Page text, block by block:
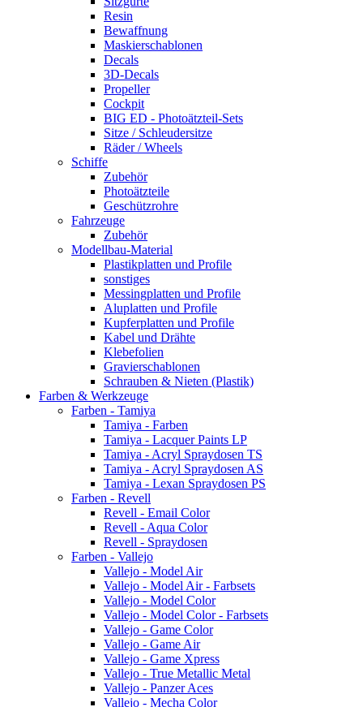
Resin
Bewaffnung
Maskierschablonen
Decals
3D-Decals
Propeller
Cockpit
BIG ED - Photoätzteil-Sets
Sitze / Schleudersitze
Räder / Wheels
Schiffe
Zubehör
Photoätzteile
Geschützrohre
Fahrzeuge
Zubehör
Modellbau-Material
Plastikplatten und Profile
sonstiges
Messingplatten und Profile
Aluplatten und Profile
Kupferplatten und Profile
Kabel und Drähte
Klebefolien
Gravierschablonen
Schrauben & Nieten (Plastik)
Farben & Werkzeuge
Farben - Tamiya
Tamiya - Farben
Tamiya - Lacquer Paints LP
Tamiya - Acryl Spraydosen TS
Tamiya - Acryl Spraydosen AS
Tamiya - Lexan Spraydosen PS
Farben - Revell
Revell - Email Color
Revell - Aqua Color
Revell - Spraydosen
Farben - Vallejo
Vallejo - Model Air
Vallejo - Model Air - Farbsets
Vallejo - Model Color
Vallejo - Model Color - Farbsets
Vallejo - Game Color
Vallejo - Game Air
Vallejo - Game Xpress
Vallejo - True Metallic Metal
Vallejo - Panzer Aces
Vallejo - Mecha Color